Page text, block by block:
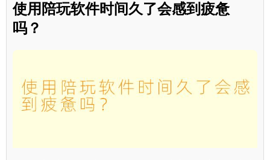
使用陪玩软件时间久了会感到疲惫
吗？